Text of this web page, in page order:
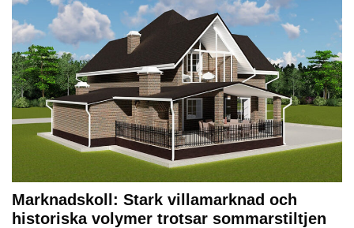
Marknadskoll: Stark villamarknad och
historiska volymer trotsar sommarstiltjen